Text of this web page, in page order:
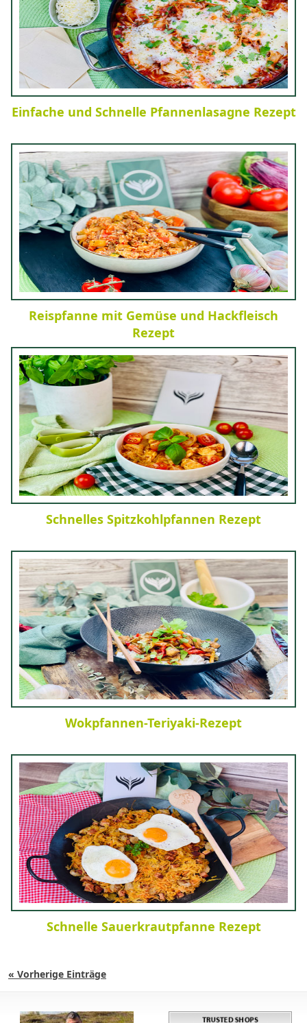
Einfache und Schnelle Pfannenlasagne Rezept
Reispfanne mit Gemüse und Hackfleisch
Rezept
Schnelles Spitzkohlpfannen Rezept
Wokpfannen-Teriyaki-Rezept
Schnelle Sauerkrautpfanne Rezept
« Vorherige Einträge